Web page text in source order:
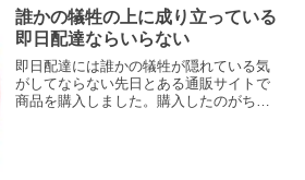
誰かの犠牲の上に成り立っている
即日配達ならいらない
即日配達には誰かの犠牲が隠れている気
がしてならない先日とある通販サイトで
商品を購入しました。購入したのがちょ